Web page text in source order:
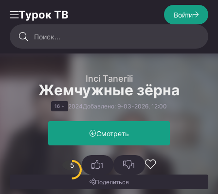
Турок ТВ Войти
Inci Tanerili
Жемчужные зёрна
16 + 2024Добавлено: 9-03-2026, 12:00
Смотреть
5 1 1
Поделиться